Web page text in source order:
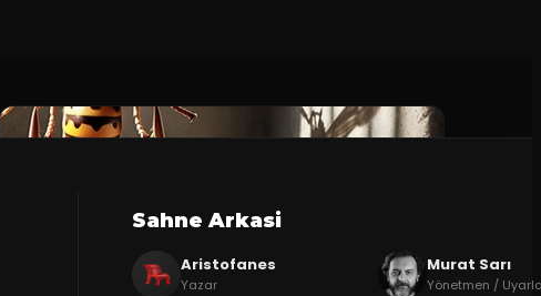
Sahne Arkasi
Aristofanes
Yazar
Murat Sarı
Yönetmen /